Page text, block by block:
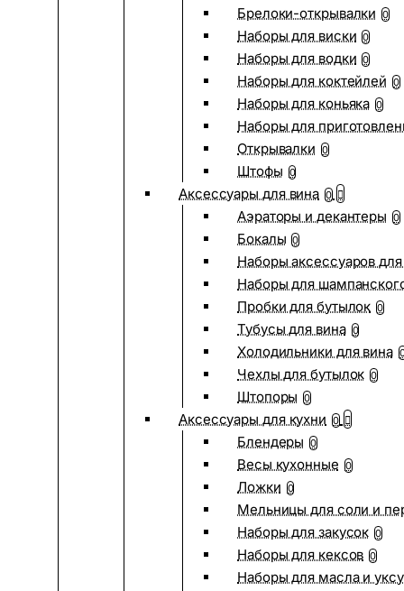
Брелоки-открывалки 0
Наборы для виски 0
Наборы для водки 0
Наборы для коктейлей 0
Наборы для коньяка 0
Наборы для
Открывалки 0
Штофы 0
Аксессуары для вина 0
Аэраторы и декантеры 0
Бокалы 0
Наборы аксессуаров
Наборы для
Пробки для бутылок 0
Тубусы для вина 0
Холодильники для вина
Чехлы для бутылок 0
Штопоры 0
Аксессуары для кухни 0
Блендеры 0
Весы кухонные 0
Ложки 0
Мельницы для соли и
Наборы для закусок 0
Наборы для кексов 0
Наборы для масла и